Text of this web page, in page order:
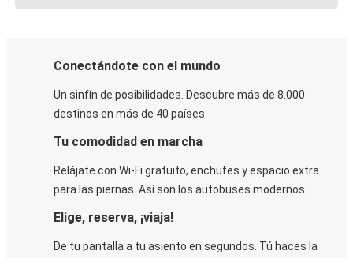
Conectándote con el mundo
Un sinfín de posibilidades. Descubre más de 8.000
destinos en más de 40 países.
Tu comodidad en marcha
Relájate con Wi-Fi gratuito, enchufes y espacio extra
para las piernas. Así son los autobuses modernos.
Elige, reserva, ¡viaja!
De tu pantalla a tu asiento en segundos. Tú haces la